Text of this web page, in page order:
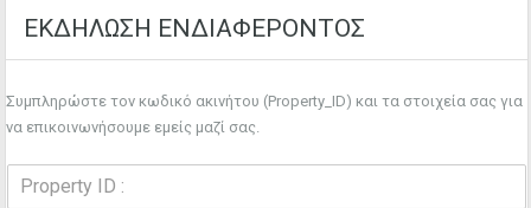
ΕΚΔΗΛΩΣΗ ΕΝΔΙΑΦΕΡΟΝΤΟΣ
Συμπληρώστε τον κωδικό ακινήτου (Property_ID) και τα στοιχεία σας για
να επικοινωνήσουμε εμείς μαζί σας.